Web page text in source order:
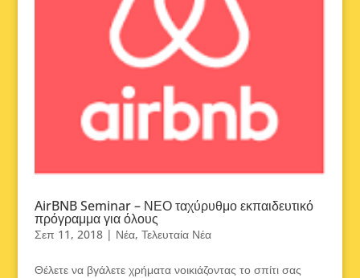
AirBNB Seminar – ΝΕΟ ταχύρυθμο εκπαιδευτικό
πρόγραμμα για όλους
Σεπ 11, 2018| Νέα, Τελευταία Νέα
Θέλετε να βγάλετε χρήματα νοικιάζοντας το σπίτι σας